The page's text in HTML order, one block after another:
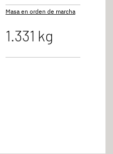
Masa en orden de marcha
1.331 kg